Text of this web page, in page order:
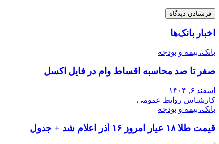
اخبار بانک‌ها
بانک، بیمه و بودجه
صفر تا صد محاسبه اقساط وام در فایل اکسل
اسفند ۶, ۱۴۰۴
کارشناس روابط عمومی
بانک، بیمه و بودجه
قیمت طلا ۱۸ عیار امروز ۱۶ آذر اعلام شد + جدول